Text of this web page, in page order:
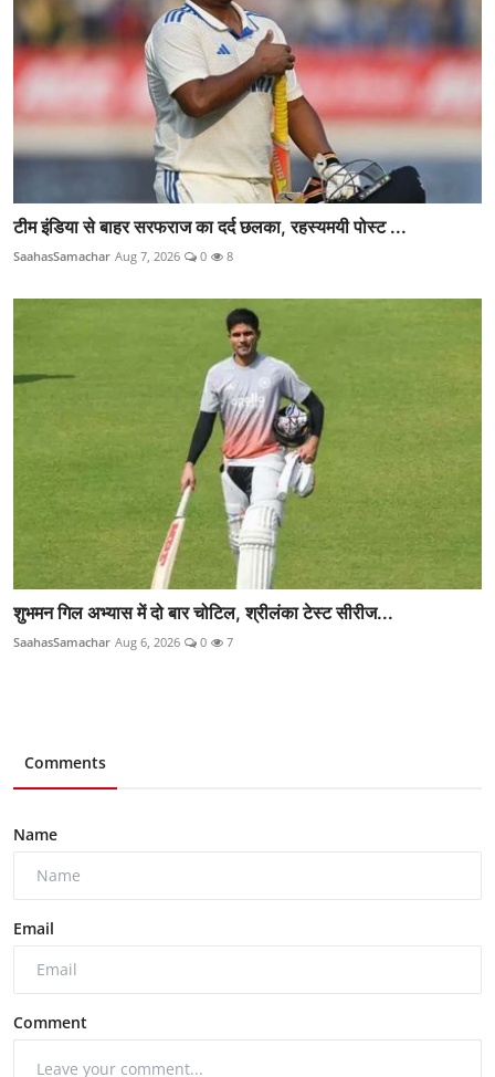
टीम इंडिया से बाहर सरफराज का दर्द छलका, रहस्यमयी पोस्ट ...
SaahasSamachar Aug 7, 2026 0 8
शुभमन गिल अभ्यास में दो बार चोटिल, श्रीलंका टेस्ट सीरीज...
SaahasSamachar Aug 6, 2026 0 7
Comments
Name
Email
Comment